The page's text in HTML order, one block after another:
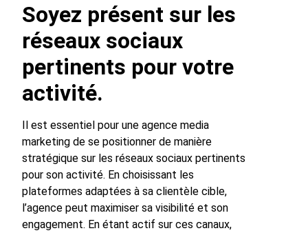
Soyez présent sur les
réseaux sociaux
pertinents pour votre
activité.
Il est essentiel pour une agence media
marketing de se positionner de manière
stratégique sur les réseaux sociaux pertinents
pour son activité. En choisissant les
plateformes adaptées à sa clientèle cible,
l’agence peut maximiser sa visibilité et son
engagement. En étant actif sur ces canaux,